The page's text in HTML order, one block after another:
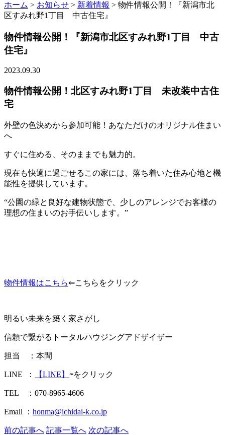
ホーム > お知らせ > 新着情報 > 物件情報公開！『新潟市北
区すみれ野1丁目 中古住宅』
物件情報公開！『新潟市北区すみれ野1丁目 中古
住宅』
2023.09.30
物件情報公開！北区すみれ野1丁目 未改装中古住
宅
外壁の色決めから参加可能！あなただけのオリジナル住まい
へ
すぐに住める、そのままでも魅力的。
現在も快適に過ごせるこの家には、落ち着いた住み心地と機
能性を提供しています。
“公園の緑と良好な建物状態で、少しのアレンジでお客様の
理想の住まいのお手伝いします。”
物件情報はこちら⇐こちらをクリック
明るい未来を築く家さがし
信頼で繋がるトータルハウジングアドザイザー
担当 ：本間
LINE ： 【LINE】 ⇦をクリック
TEL ：070-8965-4606
Email ： honma@ichidai-k.co.jp
前の記事へ 記事一覧へ 次の記事へ